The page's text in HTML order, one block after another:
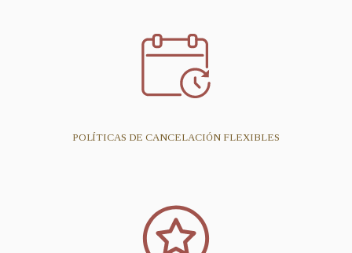
POLÍTICAS DE CANCELACIÓN FLEXIBLES